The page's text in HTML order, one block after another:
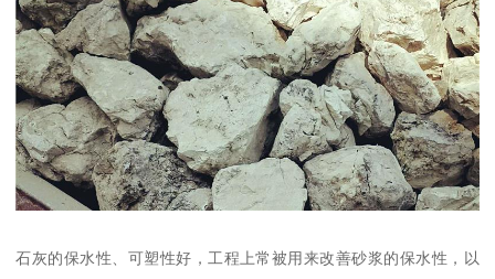
石灰的保水性、可塑性好，工程上常被用来改善砂浆的保水性，以